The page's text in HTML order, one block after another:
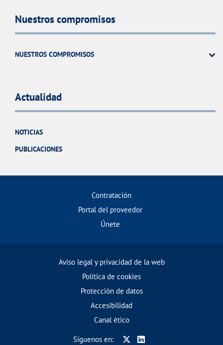
Nuestros compromisos
NUESTROS COMPROMISOS
Actualidad
NOTICIAS
PUBLICACIONES
Contratación
Portal del proveedor
Únete
Aviso legal y privacidad de la web
Política de cookies
Protección de datos
Accesibilidad
Canal ético
Síguenos en: